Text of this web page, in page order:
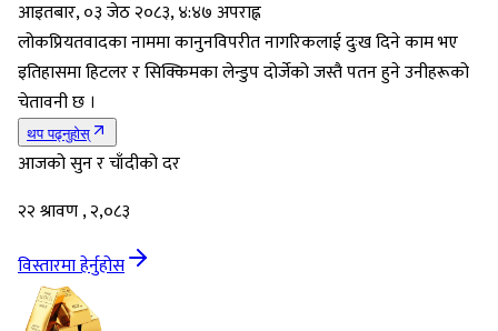
आइतबार, ०३ जेठ २०८३, ४:४७ अपराह्न
लोकप्रियतवादका नाममा कानुनविपरीत नागरिकलाई दुःख दिने काम भए
इतिहासमा हिटलर र सिक्किमका लेन्डुप दोर्जेको जस्तै पतन हुने उनीहरूको
चेतावनी छ ।
थप पढ्नुहोस्
आजको सुन र चाँदीको दर
२२ श्रावण , २,०८३
विस्तारमा हेर्नुहोस